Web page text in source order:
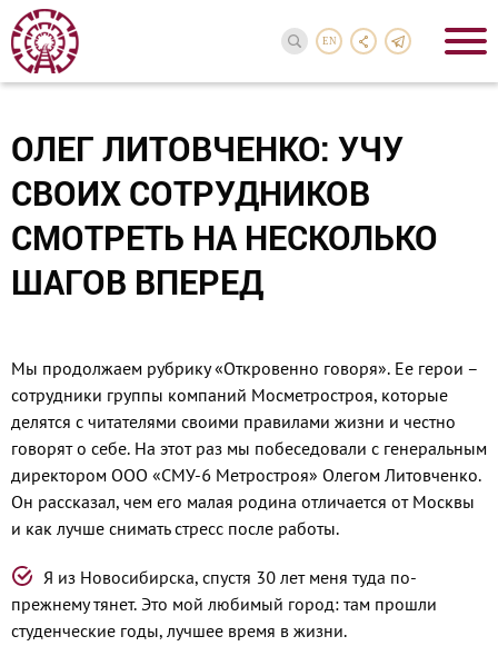
EN
ОЛЕГ ЛИТОВЧЕНКО: УЧУ
СВОИХ СОТРУДНИКОВ
СМОТРЕТЬ НА НЕСКОЛЬКО
ШАГОВ ВПЕРЕД
Мы продолжаем рубрику «Откровенно говоря». Ее герои –
сотрудники группы компаний Мосметростроя, которые
делятся с читателями своими правилами жизни и честно
говорят о себе. На этот раз мы побеседовали с генеральным
директором ООО «СМУ-6 Метростроя» Олегом Литовченко.
Он рассказал, чем его малая родина отличается от Москвы
и как лучше снимать стресс после работы.
Я из Новосибирска, спустя 30 лет меня туда по-
прежнему тянет. Это мой любимый город: там прошли
студенческие годы, лучшее время в жизни.